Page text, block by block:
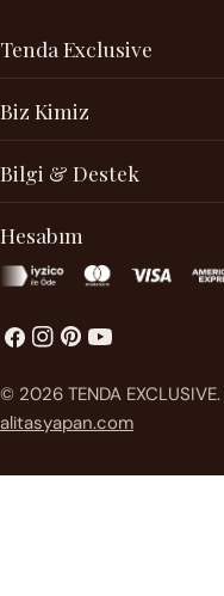
Tenda Exclusive
Biz Kimiz
Bilgi & Destek
Hesabım
Facebook
instagram
Pinterest'te
Youtube
© 2026 TENDA EXCLUSIVE.
alitasyapan.com
Ödeme
metodları